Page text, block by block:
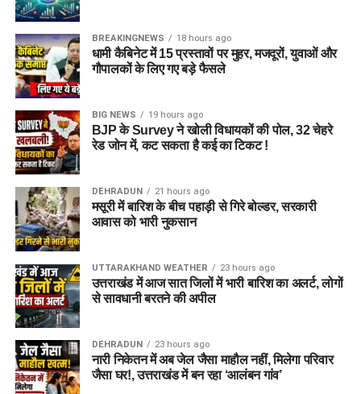
BREAKINGNEWS 18 hours ago
धामी कैबिनेट में 15 प्रस्तावों पर मुहर, मजदूरों, युवाओं और
गौपालकों के लिए गए बड़े फैसले
BIG NEWS 19 hours ago
BJP के Survey ने खोली विधायकों की पोल, 32 चेहरे
रेड जोन में, कट सकता है कई का टिकट !
DEHRADUN 21 hours ago
मसूरी में बारिश के बीच पहाड़ी से गिरे बोल्डर, सरकारी
आवास को भारी नुकसान
UTTARAKHAND WEATHER 23 hours ago
उत्तराखंड में आज सात जिलों में भारी बारिश का अलर्ट, लोगों
से सावधानी बरतने की अपील
DEHRADUN 23 hours ago
नारी निकेतन में अब जेल जैसा माहौल नहीं, मिलेगा परिवार
जैसा घर!, उत्तराखंड में बन रहा ‘आलंबन गांव’